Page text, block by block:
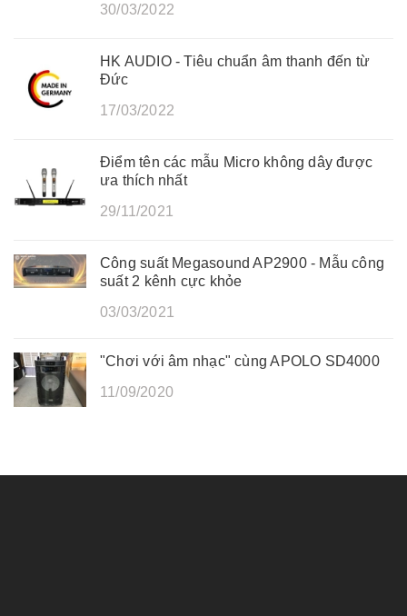
30/03/2022
HK AUDIO - Tiêu chuẩn âm thanh đến từ
Đức
17/03/2022
Điểm tên các mẫu Micro không dây được
ưa thích nhất
29/11/2021
Công suất Megasound AP2900 - Mẫu công
suất 2 kênh cực khỏe
03/03/2021
"Chơi với âm nhạc" cùng APOLO SD4000
11/09/2020